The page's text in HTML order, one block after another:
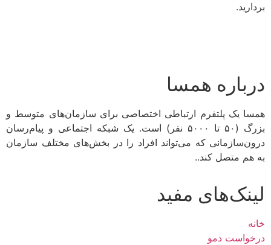
بردارید.
درباره همسا
همسا یک پلتفرم ارتباطی اختصاصی برای سازمان‌های متوسط و
بزرگ (۵۰ تا ۵۰۰۰ نفر) است. یک شبکه اجتماعی و پیام‌رسان
درون‌سازمانی که می‌تواند افراد را در بخش‌های مختلف سازمان
به هم متصل کند..
لینک‌های مفید
خانه
درخواست دمو